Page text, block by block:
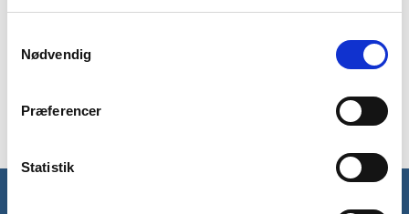
Nødvendig
Præferencer
Statistik
er ude på tur i kolde måneder, hvor luften i dine lunger vil være
varmere end luften udenfor – hvilket kan få liggeunderlaget til
oppustningen. På dette fænomen hjælper en Rapid Air Pump.